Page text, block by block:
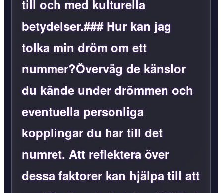
till och med kulturella
betydelser.### Hur kan jag
tolka min dröm om ett
nummer?Överväg de känslor
du kände under drömmen och
eventuella personliga
kopplingar du har till det
numret. Att reflektera över
dessa faktorer kan hjälpa till att